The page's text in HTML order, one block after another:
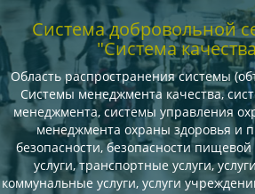
Система добровольной
"Система
Область распространения системы
Системы менеджмента качества,
менеджмента, системы управления
менеджмента охраны здоровья и
безопасности, безопасности
услуги, транспортные услуги,
коммунальные услуги, услуги